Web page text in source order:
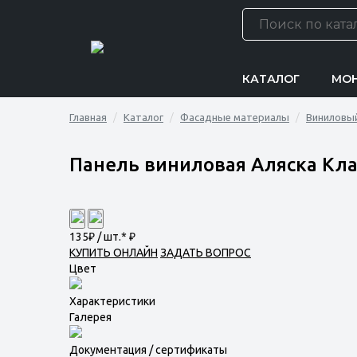
КАТАЛОГ
Главная Каталог Фасадные материалы
Панель виниловая Аляска
135₽ / шт.* ₽
КУПИТЬ ОНЛАЙН ЗАДАТЬ ВОПРОС
Цвет
Характеристики
Галерея
Документация / сертификаты